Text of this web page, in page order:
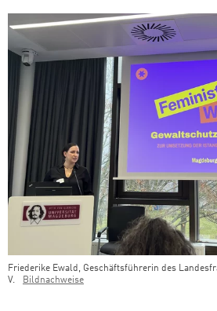
Friederike Ewald, Geschäftsführerin des
V.
Bildnachweise